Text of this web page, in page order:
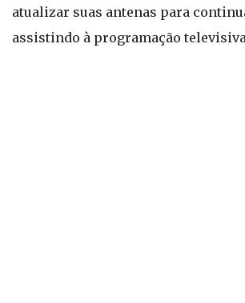
atualizar suas antenas para
assistindo à programação